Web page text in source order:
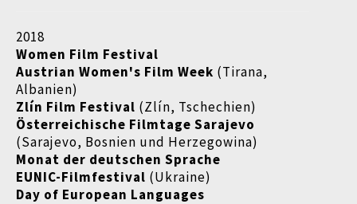
2018
Women Film Festival
Austrian Women's Film Week (Tirana,
Albanien)
Zlín Film Festival (Zlín, Tschechien)
Österreichische Filmtage Sarajevo
(Sarajevo, Bosnien und Herzegowina)
Monat der deutschen Sprache
EUNIC-Filmfestival (Ukraine)
Day of European Languages